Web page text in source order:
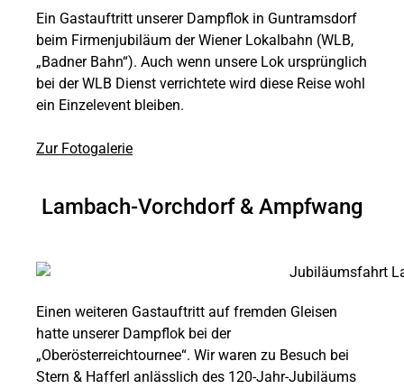
Ein Gastauftritt unserer Dampflok in Guntramsdorf
beim Firmenjubiläum der Wiener Lokalbahn (WLB,
„Badner Bahn“). Auch wenn unsere Lok ursprünglich
bei der WLB Dienst verrichtete wird diese Reise wohl
ein Einzelevent bleiben.
Zur Fotogalerie
Lambach-Vorchdorf & Ampfwang
Einen weiteren Gastauftritt auf fremden Gleisen
hatte unserer Dampflok bei der
„Oberösterreichtournee“. Wir waren zu Besuch bei
Stern & Hafferl anlässlich des 120-Jahr-Jubiläums